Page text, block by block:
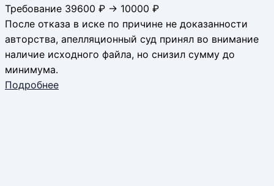
Требование 39600 ₽ → 10000 ₽
После отказа в иске по причине не доказанности
авторства, апелляционный суд принял во внимание
наличие исходного файла, но снизил сумму до
минимума.
Подробнее